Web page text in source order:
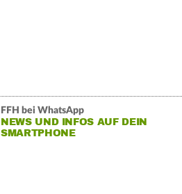
FFH bei WhatsApp
NEWS UND INFOS AUF DEIN
SMARTPHONE